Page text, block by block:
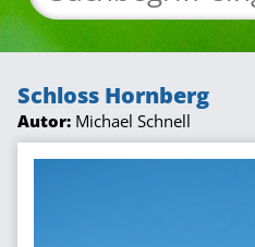
Schloss Hornberg
Autor: Michael Schnell